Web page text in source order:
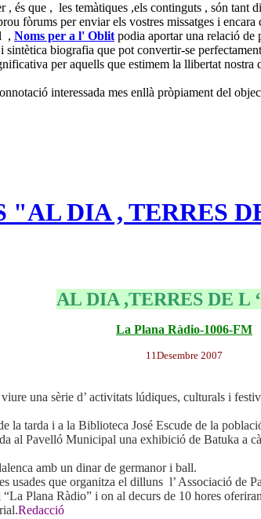
, és que , les temàtiques ,els continguts , són
fòrums per enviar els vostres missatges i
, Noms per a l' Oblit podia aportar una relació de
biografia que pot convertir-se
per aquells que estimem la llibertat
interessada mes enllà pròpiament del
DIA , TERRES
AL DIA ,TERRES DE L
La Plana Ràdio-1006-FM
11Desembre 2007
una sèrie d’ activitats lúdiques, culturals i
la tarda i a la Biblioteca José Escude de la
al Pavelló Municipal una exhibició de Batuka a
amb un dinar de germanor i ball.
usades que organitza el dilluns l’ Associació
Plana Ràdio” i on al decurs de 10 hores
Redacció